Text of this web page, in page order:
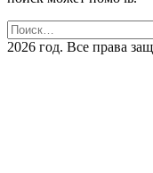
2026 год. Все права